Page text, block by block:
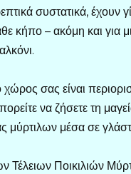
συστατικά, έχουν
κήπο – ακόμη και για
σας είναι
να ζήσετε τη
μύρτιλων μέσα σε
Τέλειων Ποικιλιών